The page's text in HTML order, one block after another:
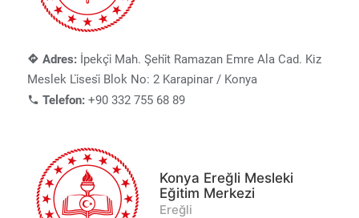
Adres: İpekçi̇ Mah. Şehi̇t Ramazan Emre Ala Cad. Kiz
Meslek Li̇sesi̇ Blok No: 2 Karapinar / Konya
Telefon: +90 332 755 68 89
Konya Ereğli Mesleki
Eğitim Merkezi
Ereğli